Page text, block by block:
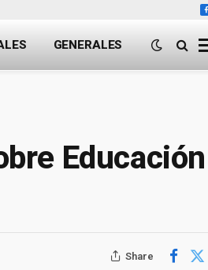
GENERALES
Educación
Share